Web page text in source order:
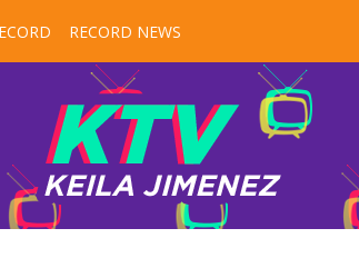
RECORD NEWS